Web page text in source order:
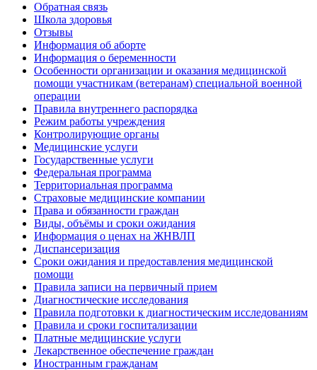
Обратная связь
Школа здоровья
Отзывы
Информация об аборте
Информация о беременности
Особенности организации и оказания медицинской
помощи участникам (ветеранам) специальной военной
операции
Правила внутреннего распорядка
Режим работы учреждения
Контролирующие органы
Медицинские услуги
Государственные услуги
Федеральная программа
Территориальная программа
Страховые медицинские компании
Права и обязанности граждан
Виды, объёмы и сроки ожидания
Информация о ценах на ЖНВЛП
Диспансеризация
Сроки ожидания и предоставления медицинской
помощи
Правила записи на первичный прием
Диагностические исследования
Правила подготовки к диагностическим исследованиям
Правила и сроки госпитализации
Платные медицинские услуги
Лекарственное обеспечение граждан
Иностранным гражданам